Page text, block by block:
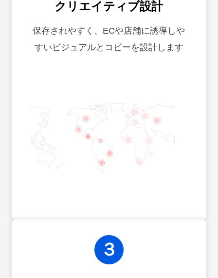
クリエイティブ設計
保存されやすく、ECや店舗に誘導しや
すいビジュアルとコピーを設計します
３